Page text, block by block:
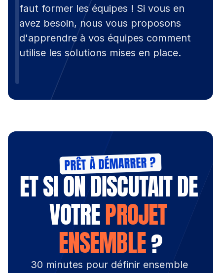
faut former les équipes ! Si vous en
avez besoin, nous vous proposons
d'apprendre à vos équipes comment
utilise les solutions mises en place.
PRÊT À DÉMARRER ?
ET SI ON DISCUTAIT DE
VOTRE PROJET
ENSEMBLE ?
30 minutes pour définir ensemble